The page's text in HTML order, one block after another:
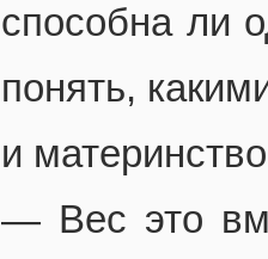
способна ли
понять,
и
— Вес это